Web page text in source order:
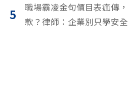
5
職場霸凌金句價目表瘋傳
款？律師：企業別只學安